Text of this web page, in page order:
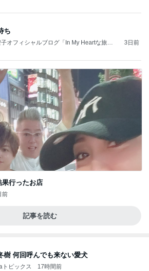
ち
オフィシャルブログ「In My Heartな旅日
3日前
行ったお店
前
記事を読む
樹 何回呼んでも来ない愛犬
トピックス 17時間前